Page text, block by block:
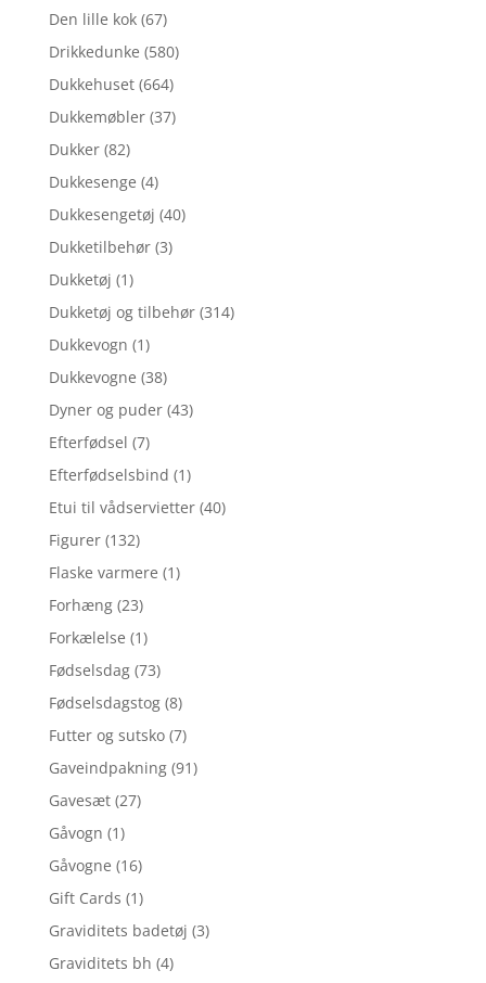
Den lille kok (67)
Drikkedunke (580)
Dukkehuset (664)
Dukkemøbler (37)
Dukker (82)
Dukkesenge (4)
Dukkesengetøj (40)
Dukketilbehør (3)
Dukketøj (1)
Dukketøj og tilbehør (314)
Dukkevogn (1)
Dukkevogne (38)
Dyner og puder (43)
Efterfødsel (7)
Efterfødselsbind (1)
Etui til vådservietter (40)
Figurer (132)
Flaske varmere (1)
Forhæng (23)
Forkælelse (1)
Fødselsdag (73)
Fødselsdagstog (8)
Futter og sutsko (7)
Gaveindpakning (91)
Gavesæt (27)
Gåvogn (1)
Gåvogne (16)
Gift Cards (1)
Graviditets badetøj (3)
Graviditets bh (4)